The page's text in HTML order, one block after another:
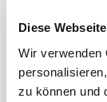
Diese
Wir verwenden
zu können und